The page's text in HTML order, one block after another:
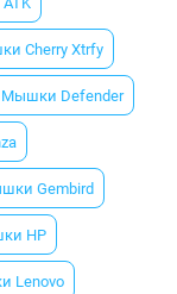
Cherry Xtrfy
Мышки Defender
Gembird
HP
Lenovo